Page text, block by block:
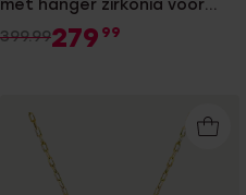
met hanger zirkonia voor
dames
399.99279 99